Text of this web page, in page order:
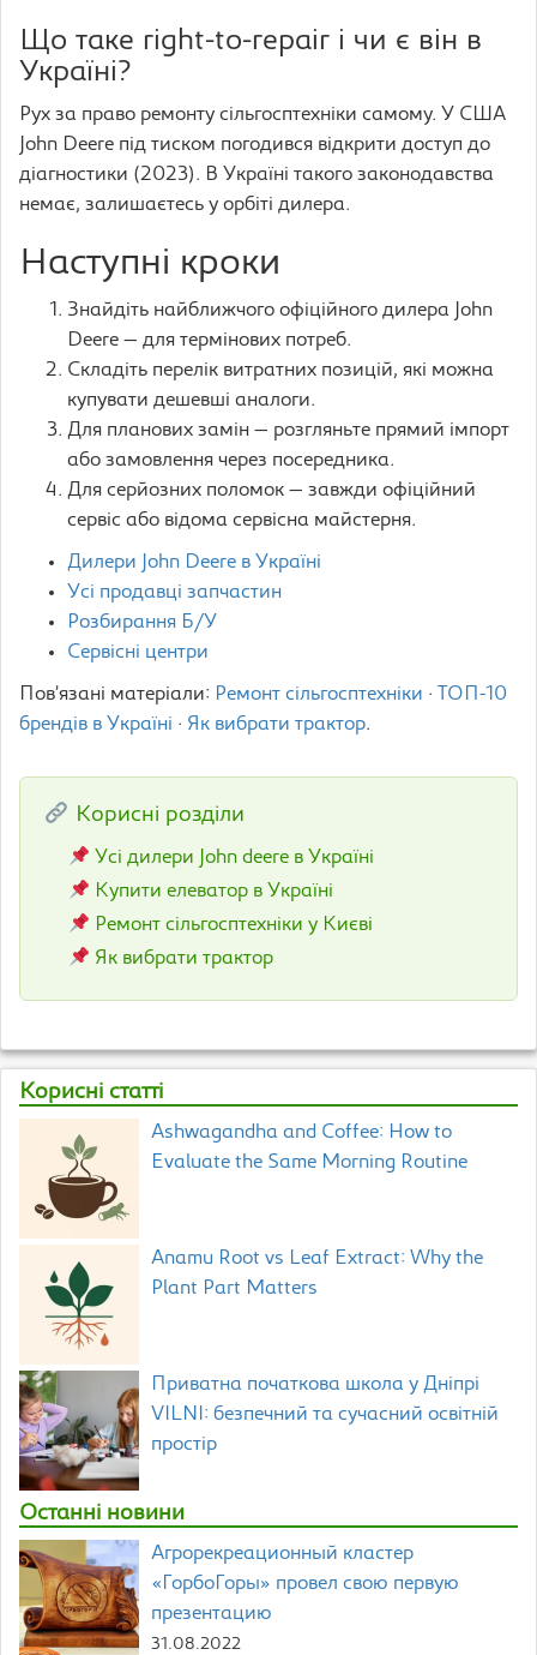
Що таке right-to-repair і чи є він в
Україні?
Рух за право ремонту сільгосптехніки самому. У США
John Deere під тиском погодився відкрити доступ до
діагностики (2023). В Україні такого законодавства
немає, залишаєтесь у орбіті дилера.
Наступні кроки
Знайдіть найближчого офіційного дилера John
Deere — для термінових потреб.
Складіть перелік витратних позицій, які можна
купувати дешевші аналоги.
Для планових замін — розгляньте прямий імпорт
або замовлення через посередника.
Для серйозних поломок — завжди офіційний
сервіс або відома сервісна майстерня.
Дилери John Deere в Україні
Усі продавці запчастин
Розбирання Б/У
Сервісні центри
Пов’язані матеріали: Ремонт сільгосптехніки ·
ТОП-10
брендів в Україні · Як вибрати трактор.
Корисні розділи
Усі дилери John deere в Україні
Купити елеватор в Україні
Ремонт сільгосптехніки у Києві
Як вибрати трактор
Корисні статті
Ashwagandha and Coffee: How to
Evaluate the Same Morning Routine
Anamu Root vs Leaf Extract: Why the
Plant Part Matters
Приватна початкова школа у Дніпрі
VILNI: безпечний та сучасний освітній
простір
Останні новини
Агрорекреационный кластер
«ГорбоГоры» провел свою первую
презентацию
31.08.2022